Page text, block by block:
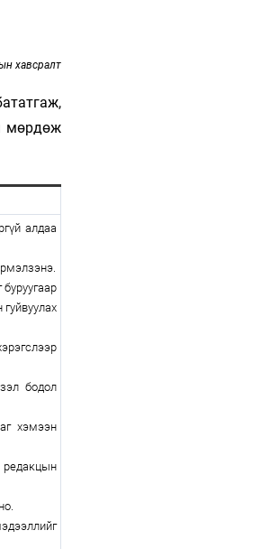
Бусад
Видео
Инфографик
Санал асуулга
хавсралт
мөрдөж
алдаа
бодол
хэмээн